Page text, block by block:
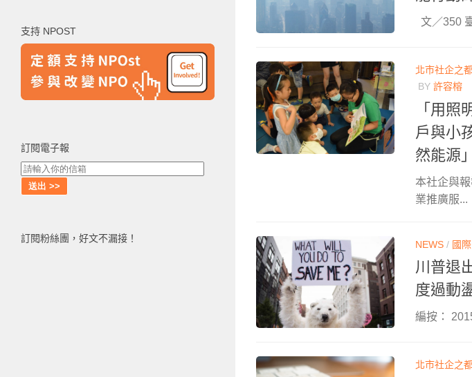
文／350
北市社企之
BY 許容榕
「用
戶與小
然能源
本社企與
業推廣服...
NEWS / 國際
川普退
度過動
編按：
北市社企之
字:
支持 NPOST
訂閱電子報
訂閱粉絲團，好文不漏接！